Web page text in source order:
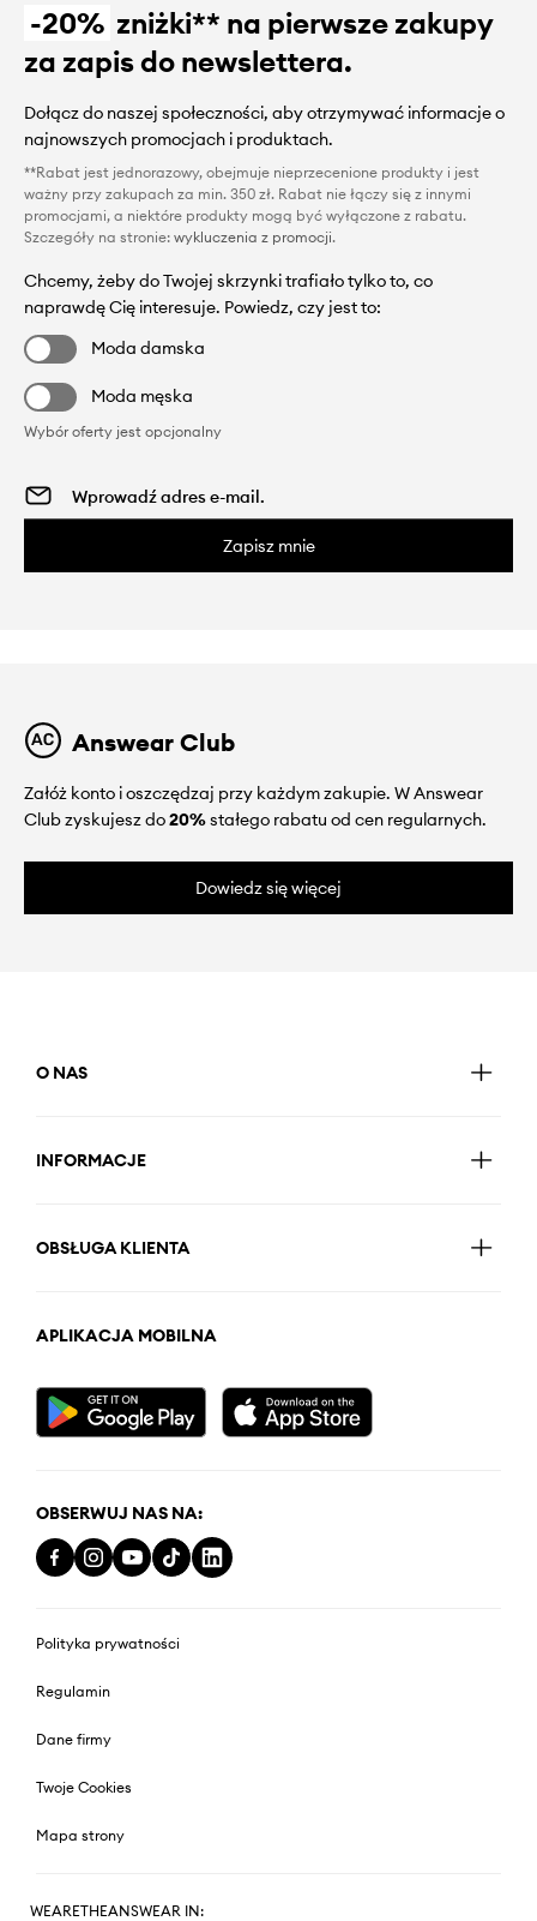
-20% zniżki** na pierwsze zakupy
za zapis do newslettera.
Dołącz do naszej społeczności, aby otrzymywać informacje o
najnowszych promocjach i produktach.
**Rabat jest jednorazowy, obejmuje nieprzecenione produkty i jest
ważny przy zakupach za min. 350 zł. Rabat nie łączy się z innymi
promocjami, a niektóre produkty mogą być wyłączone z rabatu.
Szczegóły na stronie: wykluczenia z promocji.
Chcemy, żeby do Twojej skrzynki trafiało tylko to, co
naprawdę Cię interesuje. Powiedz, czy jest to:
Moda damska
Moda męska
Wybór oferty jest opcjonalny
Zapisz mnie
Answear Club
Załóż konto i oszczędzaj przy każdym zakupie. W Answear
Club zyskujesz do20%stałego rabatu od cen regularnych.
Dowiedz się więcej
O NAS
INFORMACJE
OBSŁUGA KLIENTA
APLIKACJA MOBILNA
OBSERWUJ NAS NA:
Polityka prywatności
Regulamin
Dane firmy
Twoje Cookies
Mapa strony
WEARETHEANSWEAR IN: